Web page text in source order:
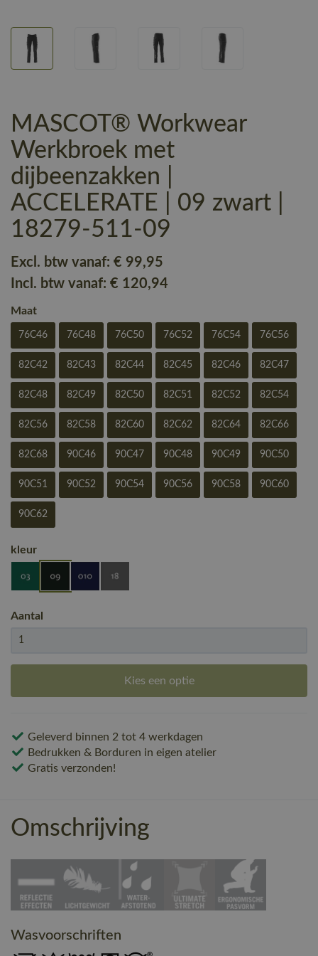
MASCOT® Workwear
Werkbroek met
dijbeenzakken |
ACCELERATE | 09 zwart |
18279-511-09
Excl. btw vanaf: € 99,95
Incl. btw vanaf: € 120,94
Maat
76C46 76C48 76C50 76C52 76C54 76C56
82C42 82C43 82C44 82C45 82C46 82C47
82C48 82C49 82C50 82C51 82C52 82C54
82C56 82C58 82C60 82C62 82C64 82C66
82C68 90C46 90C47 90C48 90C49 90C50
90C51 90C52 90C54 90C56 90C58 90C60
90C62
kleur
Aantal
Kies een optie
Geleverd binnen 2 tot 4 werkdagen
Bedrukken & Borduren in eigen atelier
Gratis verzonden!
Omschrijving
Wasvoorschriften